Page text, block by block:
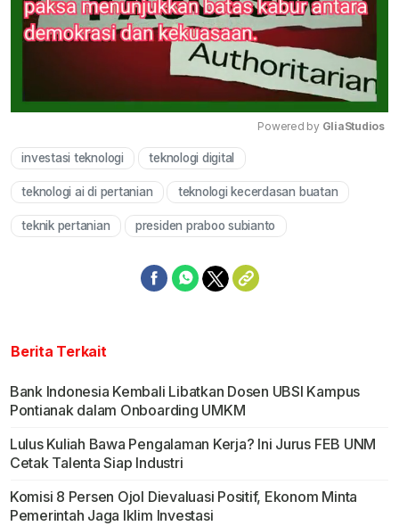
Powered by GliaStudios
investasi teknologi teknologi digital
teknologi ai di pertanian teknologi kecerdasan buatan
teknik pertanian presiden praboo subianto
Berita Terkait
Bank Indonesia Kembali Libatkan Dosen UBSI Kampus
Pontianak dalam Onboarding UMKM
Lulus Kuliah Bawa Pengalaman Kerja? Ini Jurus FEB UNM
Cetak Talenta Siap Industri
Komisi 8 Persen Ojol Dievaluasi Positif, Ekonom Minta
Pemerintah Jaga Iklim Investasi